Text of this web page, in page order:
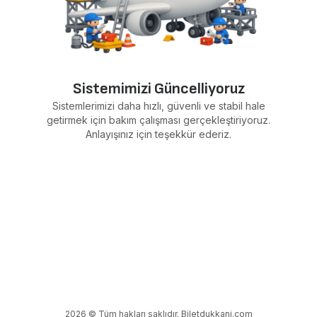
Sistemimizi Güncelliyoruz
Sistemlerimizi daha hızlı, güvenli ve stabil hale
getirmek için bakım çalışması gerçekleştiriyoruz.
Anlayışınız için teşekkür ederiz.
2026 © Tüm hakları saklıdır. Biletdukkani.com